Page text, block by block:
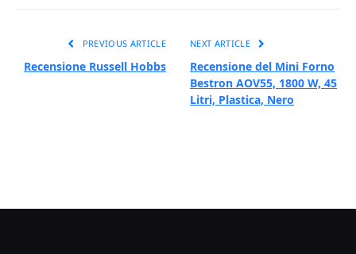
PREVIOUS ARTICLE
Recensione Russell Hobbs
NEXT ARTICLE
Recensione del Mini Forno
Bestron AOV55, 1800 W, 45
Litri, Plastica, Nero